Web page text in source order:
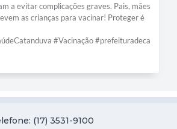
a evitar complicações graves. Pais, mães
as crianças para vacinar! Proteger é
#Vacinação #prefeituradeca
(17) 3531-9100